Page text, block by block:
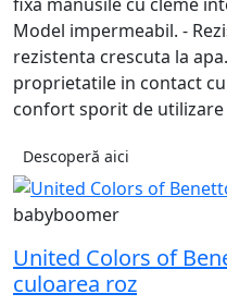
fixa manusile cu cleme
Model impermeabil. -
rezistenta crescuta la
proprietatile in contact
confort sporit de
Descoperă aici
babyboomer
United Colors of
culoarea roz